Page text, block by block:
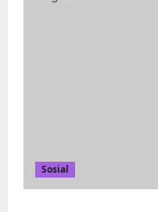
Sosial